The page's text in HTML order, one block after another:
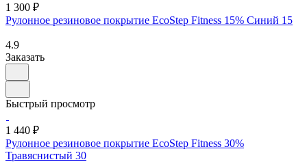
1 300 ₽
Рулонное резиновое покрытие EcoStep Fitness 15% Синий 15
4.9
Заказать
Быстрый просмотр
1 440 ₽
Рулонное резиновое покрытие EcoStep Fitness 30%
Травяснистый 30